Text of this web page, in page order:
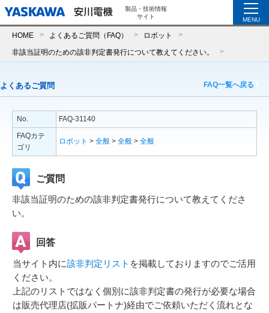
製品・技術情報
サイト
MENU
HOME よくあるご質問（FAQ） ロボット
非該当証明のための該非判定書発行について教えてください。
よくあるご質問 FAQ一覧へ戻る
No.
FAQ-31140
FAQカテ
ゴリ
ロボット > 全般 > 全般 > 全般
ご質問
非該当証明のための該非判定書発行について教えてくださ
い。
回答
当サイト内に該非判定リスト を掲載しておりますのでご活用
ください。
上記のリストではなく個別に該非判定書の発行が必要な場合
は販売代理店(拡販パートナ)経由でご依頼いただく流れとな